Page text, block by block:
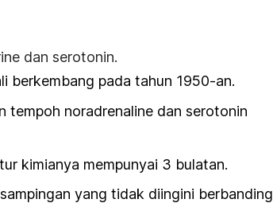
dan serotonin.
berkembang pada tahun 1950-an.
tempoh noradrenaline dan serotonin
kimianya mempunyai 3 bulatan.
yang tidak diingini berbanding